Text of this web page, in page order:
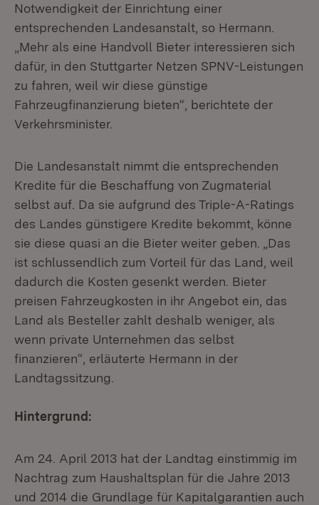
Notwendigkeit der Einrichtung einer
entsprechenden Landesanstalt, so Hermann.
„Mehr als eine Handvoll Bieter interessieren sich
dafür, in den Stuttgarter Netzen SPNV-Leistungen
zu fahren, weil wir diese günstige
Fahrzeugfinanzierung bieten“, berichtete der
Verkehrsminister.
Die Landesanstalt nimmt die entsprechenden
Kredite für die Beschaffung von Zugmaterial
selbst auf. Da sie aufgrund des Triple-A-Ratings
des Landes günstigere Kredite bekommt, könne
sie diese quasi an die Bieter weiter geben. „Das
ist schlussendlich zum Vorteil für das Land, weil
dadurch die Kosten gesenkt werden. Bieter
preisen Fahrzeugkosten in ihr Angebot ein, das
Land als Besteller zahlt deshalb weniger, als
wenn private Unternehmen das selbst
finanzieren“, erläuterte Hermann in der
Landtagssitzung.
Hintergrund:
Am 24. April 2013 hat der Landtag einstimmig im
Nachtrag zum Haushaltsplan für die Jahre 2013
und 2014 die Grundlage für Kapitalgarantien auch